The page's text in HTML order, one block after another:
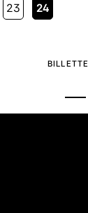
Page
23
Page
24